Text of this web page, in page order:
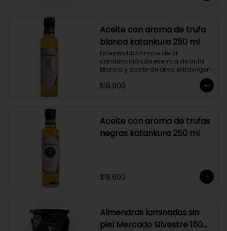
Aceite con aroma de trufa
blanca katankura 250 ml
Este producto nace de la
combinación de esencia de trufa
blanca y aceite de oliva extravirgen.
$18.900
Aceite con aroma de trufas
negras katankura 250 ml
$19.600
Almendras laminadas sin
piel Mercado Silvestre 150